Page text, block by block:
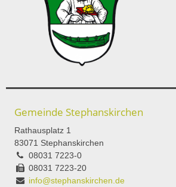
Gemeinde Stephanskirchen
Rathausplatz 1
83071 Stephanskirchen
08031 7223-0
08031 7223-20
info@stephanskirchen.de